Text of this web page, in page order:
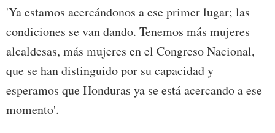
'Ya estamos acercándonos a ese primer lugar; las
condiciones se van dando. Tenemos más mujeres
alcaldesas, más mujeres en el Congreso Nacional,
que se han distinguido por su capacidad y
esperamos que Honduras ya se está acercando a ese
momento'.